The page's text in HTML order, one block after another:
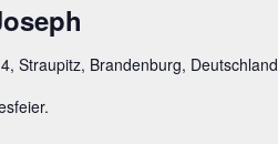
Straupitz, Brandenburg, Deutschland